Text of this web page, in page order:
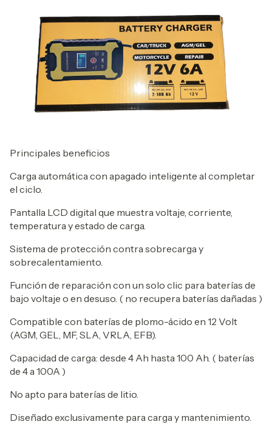
Principales beneficios
Carga automática con apagado inteligente al completar
el ciclo.
Pantalla LCD digital que muestra voltaje, corriente,
temperatura y estado de carga.
Sistema de protección contra sobrecarga y
sobrecalentamiento.
Función de reparación con un solo clic para baterías de
bajo voltaje o en desuso. ( no recupera baterías dañadas )
Compatible con baterías de plomo-ácido en 12 Volt
(AGM, GEL, MF, SLA, VRLA, EFB).
Capacidad de carga: desde 4 Ah hasta 100 Ah. ( baterías
de 4 a 100A )
No apto para baterías de litio.
Diseñado exclusivamente para carga y mantenimiento.